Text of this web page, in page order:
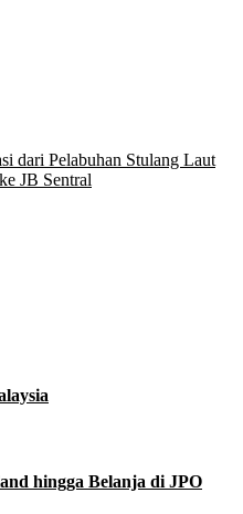
dari Pelabuhan Stulang Laut
JB Sentral
hingga Belanja di JPO